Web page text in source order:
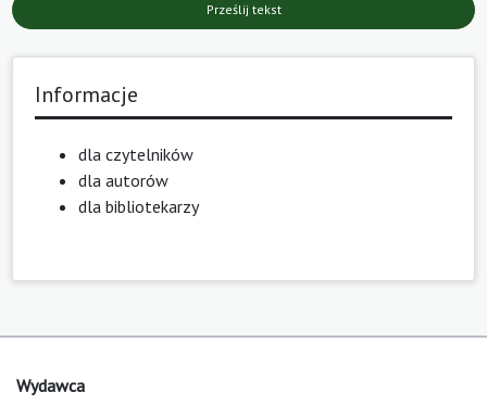
Prześlij tekst
Informacje
dla czytelników
dla autorów
dla bibliotekarzy
Wydawca